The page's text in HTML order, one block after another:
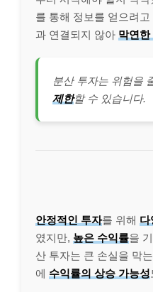
를 통해 정보를 얻으려
과 연결되지 않아 막연한
분산 투자는 위험을
제한할 수 있습니다.
안정적인 투자를 위해 다
였지만, 높은 수익률을
산 투자는 큰 손실을 막
에 수익률의 상승 가능성